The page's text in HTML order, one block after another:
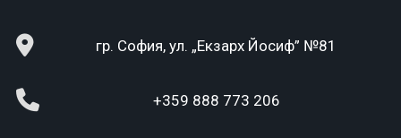
гр. София, ул. „Екзарх Йосиф” №81
+359 888 773 206